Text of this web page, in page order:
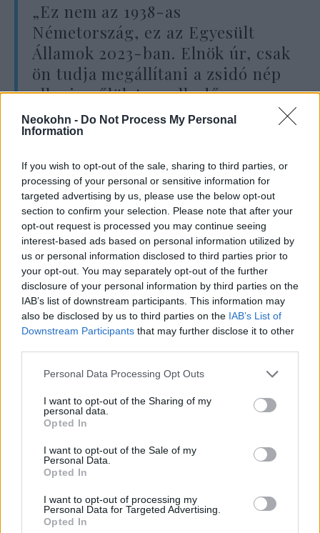
Neokohn - Do Not Process My Personal
Information
If you wish to opt-out of the sale, sharing to third parties, or
processing of your personal or sensitive information for
targeted advertising by us, please use the below opt-out
section to confirm your selection. Please note that after your
opt-out request is processed you may continue seeing
interest-based ads based on personal information utilized by
us or personal information disclosed to third parties prior to
your opt-out. You may separately opt-out of the further
disclosure of your personal information by third parties on the
IAB’s list of downstream participants. This information may
also be disclosed by us to third parties on the IAB’s List of
Downstream Participants that may further disclose it to other
Please note that this website/app uses one or more Google
not limited to your visit or usage behaviour. You may click to
grant or deny consent to Google and its third-party tags to
use your data for below specified purposes in below Google
consent section.
Personal Data Processing Opt Outs
I want to opt-out of the Sharing of my
personal data.
Opted In
I want to opt-out of the Sale of my
Personal Data.
Opted In
I want to opt-out of processing my
Personal Data for Targeted Advertising.
Opted In
„Ez nem az 1938-as
Németország, ez az Egyesült
Államok 2023-ban. Elnök úr, csak
ön tudja megállítani a zsidó nép
elleni gyűlölet emelkedő
áradatát”.
Lauder sürgette Bident, hogy „a
leghatározottabban” jelentse ki, hogy a
zsidógyűlölet veszélyes és Amerika-ellenes.
Felszólította továbbá az amerikai elnököt,
hogy három dolgot tegyen.
Előszöris, Biden mondja el az amerikaiaknak,
hogy „az antiszemitizmus nem különbözik a
rasszizmustól” egy nagyszabású beszédében.
Másodszor, az elnök hívja ki azokat, köztük
„saját pártjának szélsőségesen progresszív
tagjait”, akik támogatják az Izrael elleni
bojkottot és az Izrael kirekesztését.
az Ön értékeit, a Demokrata Párt
értékeit vagy az országunk